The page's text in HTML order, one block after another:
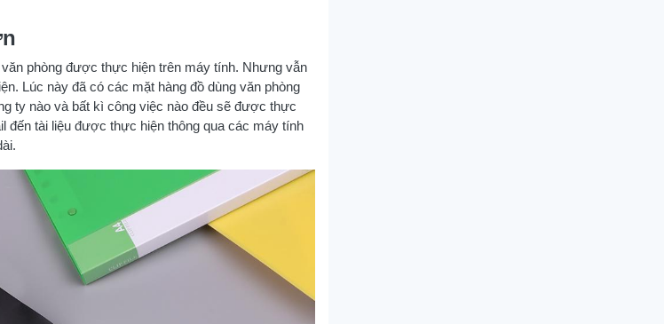
phòng được thực hiện trên máy tính. Nhưng vẫn
Lúc này đã có các mặt hàng đồ dùng văn phòng
ty nào và bất kì công việc nào đều sẽ được thực
đến tài liệu được thực hiện thông qua các máy tính